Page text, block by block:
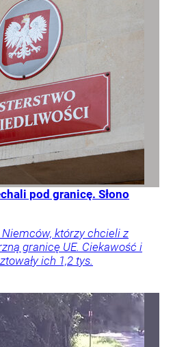
pod granicę. Słono
Niemców, którzy chcieli z
granicę UE. Ciekawość i
ich 1,2 tys.